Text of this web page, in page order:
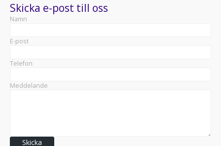
Skicka e-post till oss
Namn
E-post
Telefon
Meddelande
Skicka